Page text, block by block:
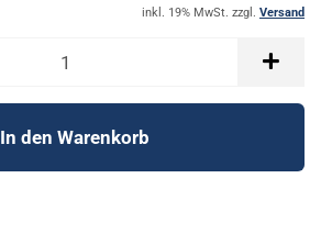
inkl. 19% MwSt. zzgl. Versand
In den Warenkorb